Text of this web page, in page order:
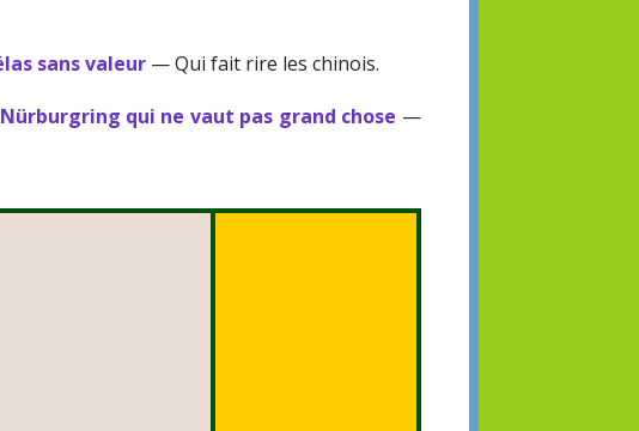
sans valeur — Qui fait rire les chinois.
qui ne vaut pas grand chose —